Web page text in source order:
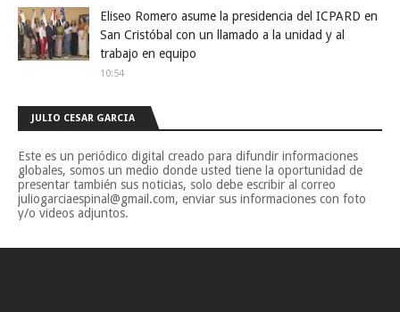
Eliseo Romero asume la presidencia del ICPARD en
San Cristóbal con un llamado a la unidad y al
trabajo en equipo
10:54
JULIO CESAR GARCIA
Este es un periódico digital creado para difundir informaciones
globales, somos un medio donde usted tiene la oportunidad de
presentar también sus noticias, solo debe escribir al correo
juliogarciaespinal@gmail.com, enviar sus informaciones con foto
y/o videos adjuntos.